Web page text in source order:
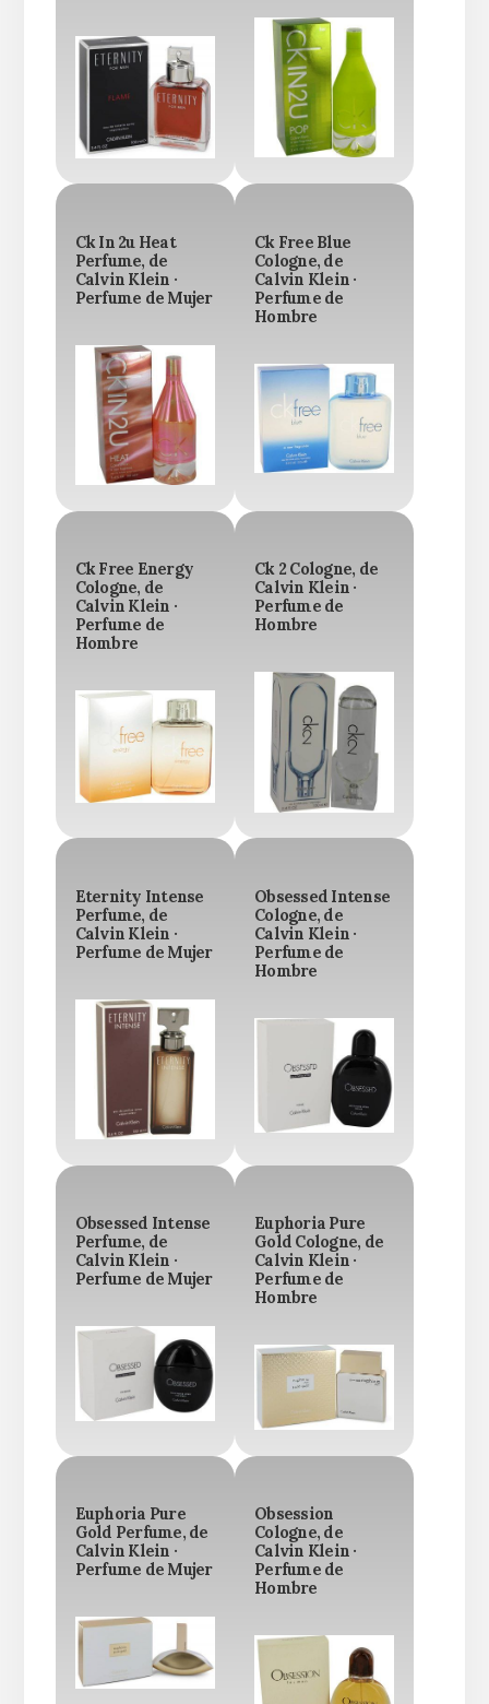
Ck In 2u Heat
Perfume, de
Calvin Klein ·
Perfume de Mujer
Ck Free Blue
Cologne, de
Calvin Klein ·
Perfume de
Hombre
Ck Free Energy
Cologne, de
Calvin Klein ·
Perfume de
Hombre
Ck 2 Cologne, de
Calvin Klein ·
Perfume de
Hombre
Eternity Intense
Perfume, de
Calvin Klein ·
Perfume de Mujer
Obsessed Intense
Cologne, de
Calvin Klein ·
Perfume de
Hombre
Obsessed Intense
Perfume, de
Calvin Klein ·
Perfume de Mujer
Euphoria Pure
Gold Cologne, de
Calvin Klein ·
Perfume de
Hombre
Euphoria Pure
Gold Perfume, de
Calvin Klein ·
Perfume de Mujer
Obsession
Cologne, de
Calvin Klein ·
Perfume de
Hombre